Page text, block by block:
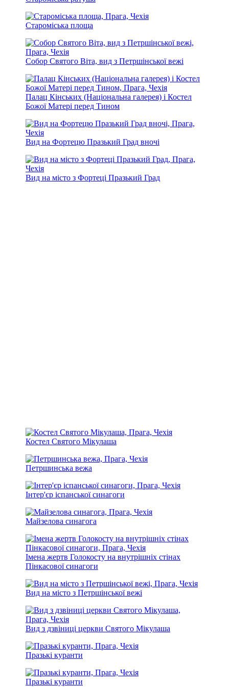
Староміська площа
Собор Святого Віта, вид з Петршінської вежі
Палац Кінських (Національна галерея) і Костел
Божої Матері перед Тином
Вид на Фортецю Празький Град вночі
Вид на місто з Фортеці Празький Град
Костел Святого Мікулаша
Петршинська вежа
Інтер'єр іспанської синагоги
Майзелова синагога
Імена жертв Голокосту на внутрішніх стінах
Пінкасової синагоги
Вид на місто з Петршінської вежі
Вид з дзвіниці церкви Святого Мікулаша
Празькі куранти
Празькі куранти